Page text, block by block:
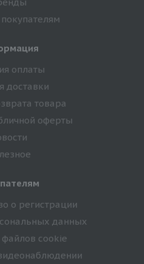
оплаты
доставки
товара
оферты
о регистрации
данных
cookie